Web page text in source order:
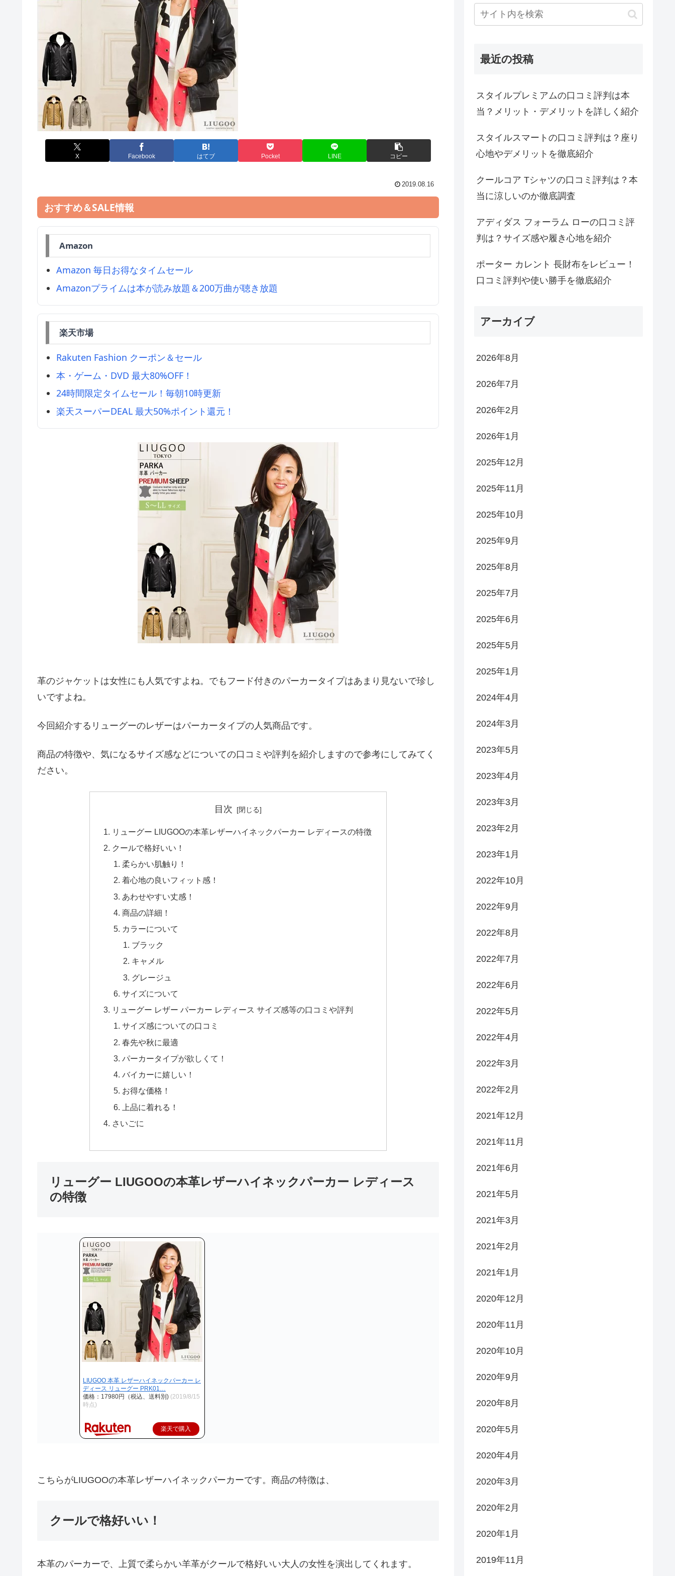
X Facebook はてブ Pocket LINE コピー
2019.08.16
おすすめ＆SALE情報
Amazon
Amazon 毎日お得なタイムセール
Amazonプライムは本が読み放題＆200万曲が聴き放題
楽天市場
Rakuten Fashion クーポン＆セール
本・ゲーム・DVD 最大80%OFF！
24時間限定タイムセール！毎朝10時更新
楽天スーパーDEAL 最大50%ポイント還元！
革のジャケットは女性にも人気ですよね。でもフード付きのパーカータイプはあまり見ないで珍し
いですよね。
今回紹介するリューグーのレザーはパーカータイプの人気商品です。
商品の特徴や、気になるサイズ感などについての口コミや評判を紹介しますので参考にしてみてく
ださい。
目次
リューグー LIUGOOの本革レザーハイネックパーカー レディースの特徴
クールで格好いい！
柔らかい肌触り！
着心地の良いフィット感！
あわせやすい丈感！
商品の詳細！
カラーについて
ブラック
キャメル
グレージュ
サイズについて
リューグー レザー パーカー レディース サイズ感等の口コミや評判
サイズ感についての口コミ
春先や秋に最適
パーカータイプが欲しくて！
バイカーに嬉しい！
お得な価格！
上品に着れる！
さいごに
リューグー LIUGOOの本革レザーハイネックパーカー レディース
の特徴
LIUGOO 本革 レザーハイネックパーカー レ
ディース リューグー PRK01…
価格：17980円（税込、送料別) (2019/8/15
時点)
楽天で購入
こちらがLIUGOOの本革レザーハイネックパーカーです。商品の特徴は、
クールで格好いい！
本革のパーカーで、上質で柔らかい羊革がクールで格好いい大人の女性を演出してくれます。
最近の投稿
スタイルプレミアムの口コミ評判は本
当？メリット・デメリットを詳しく紹介
スタイルスマートの口コミ評判は？座り
心地やデメリットを徹底紹介
クールコア Tシャツの口コミ評判は？本
当に涼しいのか徹底調査
アディダス フォーラム ローの口コミ評
判は？サイズ感や履き心地を紹介
ポーター カレント 長財布をレビュー！
口コミ評判や使い勝手を徹底紹介
アーカイブ
2026年8月
2026年7月
2026年2月
2026年1月
2025年12月
2025年11月
2025年10月
2025年9月
2025年8月
2025年7月
2025年6月
2025年5月
2025年1月
2024年4月
2024年3月
2023年5月
2023年4月
2023年3月
2023年2月
2023年1月
2022年10月
2022年9月
2022年8月
2022年7月
2022年6月
2022年5月
2022年4月
2022年3月
2022年2月
2021年12月
2021年11月
2021年6月
2021年5月
2021年3月
2021年2月
2021年1月
2020年12月
2020年11月
2020年10月
2020年9月
2020年8月
2020年5月
2020年4月
2020年3月
2020年2月
2020年1月
2019年11月